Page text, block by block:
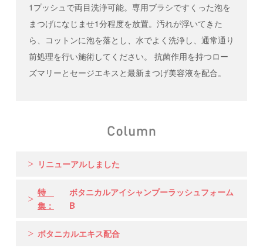
1プッシュで両目洗浄可能。専用ブラシですくった泡を
まつげになじませ1分程度を放置。汚れが浮いてきた
ら、コットンに泡を落とし、水でよく洗浄し、通常通り
前処理を行い施術してください。 抗菌作用を持つロー
ズマリーとセージエキスと最新まつげ美容液を配合。
リニューアルしました
特
集：
ボタニカルアイシャンプーラッシュフォーム
B
ボタニカルエキス配合